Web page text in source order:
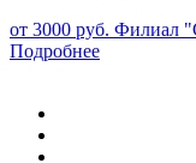
от 3000 руб. Филиал
Подробнее